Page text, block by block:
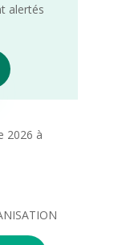
alertés
2026 à